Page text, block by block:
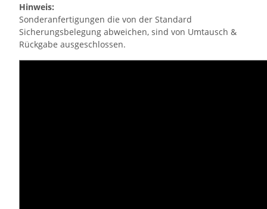
Hinweis:
Sonderanfertigungen die von der Standard
Sicherungsbelegung abweichen, sind von Umtausch &
Rückgabe ausgeschlossen.